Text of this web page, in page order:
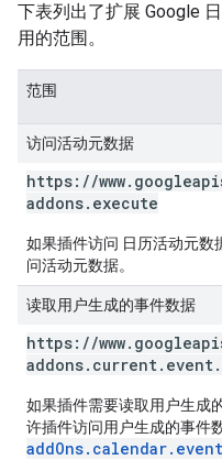
下表列出了扩展 Google
用的范围。
范围
访问活动元数据
https: //www.
addons. execute
如果插件访问 日历活动元数
问活动元数据。
读取用户生成的事件数据
https: //www.
addons. current. event.
如果插件需要读取用户生成
许插件访问用户生成的事件